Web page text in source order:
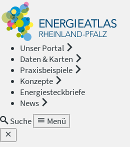
Unser Portal
Daten & Karten
Praxisbeispiele
Konzepte
Energiesteckbriefe
News
Suche
Menü